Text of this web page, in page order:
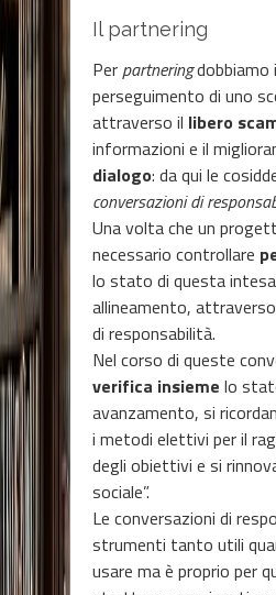
Il partnering
Perpartneringdobbiamo
perseguimento di uno
attraverso il libero
informazioni e il
dialogo: da qui le
conversazioni di
Una volta che un
necessario controllare
lo stato di questa
allineamento,
di responsabilità.
Nel corso di queste
verifica insieme lo
avanzamento, si
i metodi elettivi per il
degli obiettivi e si
sociale”.
Le conversazioni di
strumenti tanto utili
usare ma è proprio per